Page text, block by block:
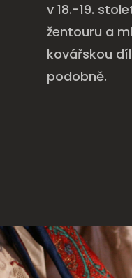
v 18.-19.
žentouru a
kovářskou
podobně.